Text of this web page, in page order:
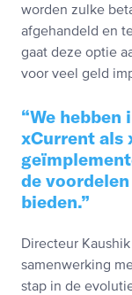
worden zulke
afgehandeld en
gaat deze optie
voor veel geld
We hebben
xCurrent als
de
bieden.
Directeur
samenwerking
stap in de